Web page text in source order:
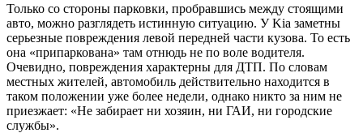
Только со стороны парковки, пробравшись между стоящими
авто, можно разглядеть истинную ситуацию. У Kia заметны
серьезные повреждения левой передней части кузова. То есть
она «припаркована» там отнюдь не по воле водителя.
Очевидно, повреждения характерны для ДТП. По словам
местных жителей, автомобиль действительно находится в
таком положении уже более недели, однако никто за ним не
приезжает: «Не забирает ни хозяин, ни ГАИ, ни городские
службы».